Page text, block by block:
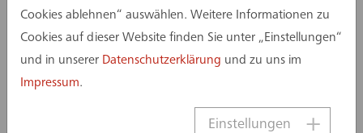
Den ersten Preis erhielten Marocco GbR, Berlin
(Architektur), nsp landschaftsarchitekten
stadtplaner PartGmbB, Hannover
(Freianlagenplanung) und Anna Caspar
Innenarchitektur, Berlin (Innenarchitektur).
Cookies ablehnen“ auswählen. Weitere Informationen zu
Cookies auf dieser Website finden Sie unter „Einstellungen“
und in unserer Datenschutzerklärung und zu uns im
Impressum.
Einstellungen